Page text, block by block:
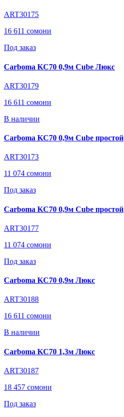
ART30175
16 611 сомони
Под заказ
Carboma KC70 0,9м Cube Люкс
ART30179
16 611 сомони
В наличии
Carboma KC70 0,9м Cube простой
ART30173
11 074 сомони
Под заказ
Carboma KC70 0,9м Cube простой
ART30177
11 074 сомони
Под заказ
Carboma KC70 0,9м Люкс
ART30188
16 611 сомони
В наличии
Carboma KC70 1,3м Люкс
ART30187
18 457 сомони
Под заказ